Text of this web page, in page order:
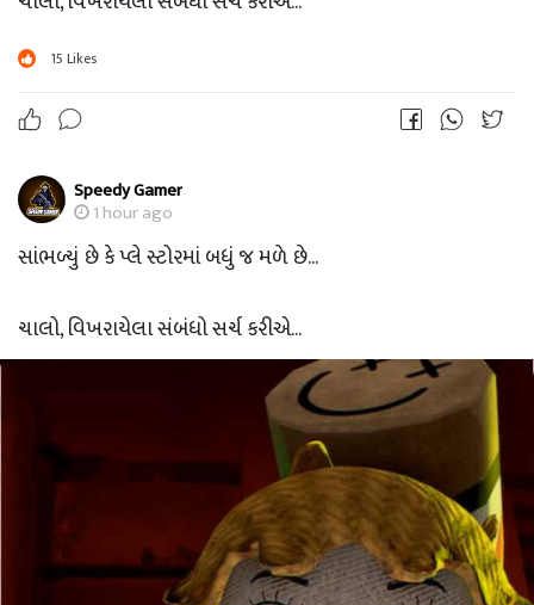
15 Likes
Speedy Gamer
1 hour ago
સાંભળ્યું છે કે પ્લે સ્ટોરમાં બધું જ મળે છે...
ચાલો, વિખરાયેલા સંબંધો સર્ચ કરીએ...